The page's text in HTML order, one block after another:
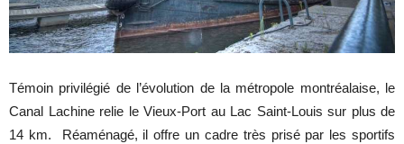
Témoin privilégié de l’évolution de la métropole montréalaise, le
Canal Lachine relie le Vieux-Port au Lac Saint-Louis sur plus de
14 km. Réaménagé, il offre un cadre très prisé par les sportifs